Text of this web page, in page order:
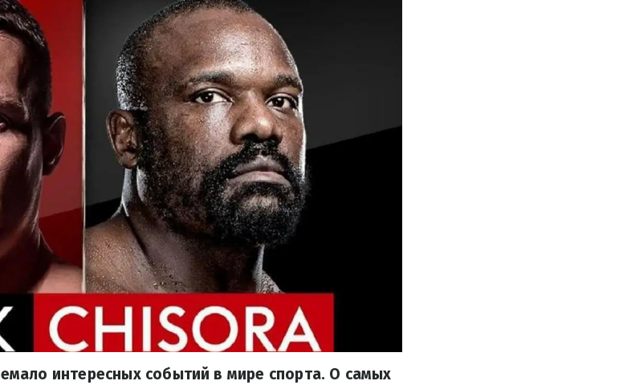
интересных событий в мире спорта. О самых